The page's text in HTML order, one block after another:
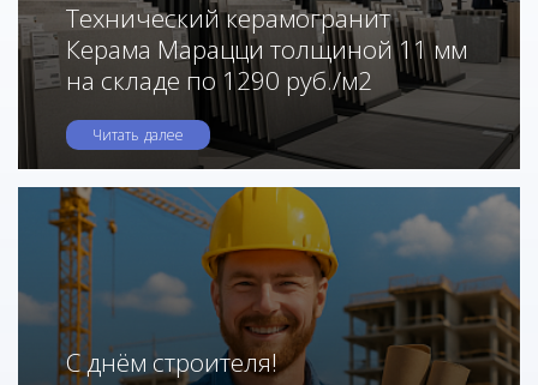
Технический керамогранит
Керама Марацци толщиной 11 мм
на складе по 1290 руб./м2
Читать далее
С днём строителя!